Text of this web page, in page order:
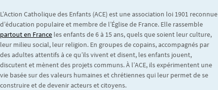
L’Action Catholique des Enfants (ACE) est une association loi 1901 reconnue
d’éducation populaire et membre de l’Église de France. Elle rassemble
partout en France les enfants de 6 à 15 ans, quels que soient leur culture,
leur milieu social, leur religion. En groupes de copains, accompagnés par
des adultes attentifs à ce qu’ils vivent et disent, les enfants jouent,
discutent et mènent des projets communs. À l’ACE, ils expérimentent une
vie basée sur des valeurs humaines et chrétiennes qui leur permet de se
construire et de devenir acteurs et citoyens.